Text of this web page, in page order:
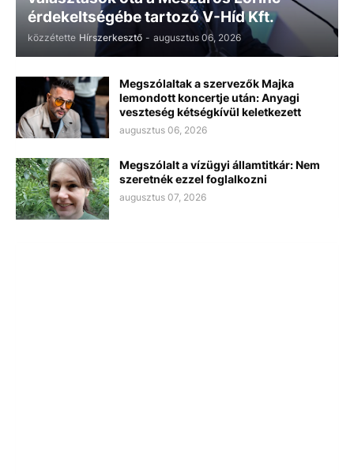
érdekeltségébe tartozó V-Híd Kft.
közzétette Hírszerkesztő - augusztus 06, 2026
Megszólaltak a szervezők Majka
lemondott koncertje után: Anyagi
veszteség kétségkívül keletkezett
augusztus 06, 2026
Megszólalt a vízügyi államtitkár: Nem
szeretnék ezzel foglalkozni
augusztus 07, 2026